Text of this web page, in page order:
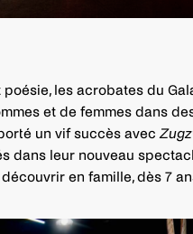
les acrobates du
et de femmes dans
un vif succès avec
dans leur nouveau
en famille, dès 7